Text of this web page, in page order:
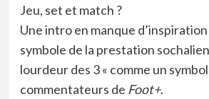
Jeu, set et match ?
Une intro en manque
symbole de la prestation
lourdeur des 3 « comme un
commentateurs de Foot+.